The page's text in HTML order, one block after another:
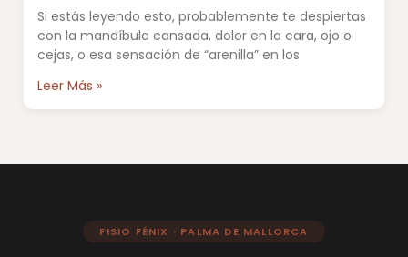
Si estás leyendo esto, probablemente te despiertas
con la mandíbula cansada, dolor en la cara, ojo o
cejas, o esa sensación de “arenilla” en los
Leer Más »
FISIO FÉNIX · PALMA DE MALLORCA